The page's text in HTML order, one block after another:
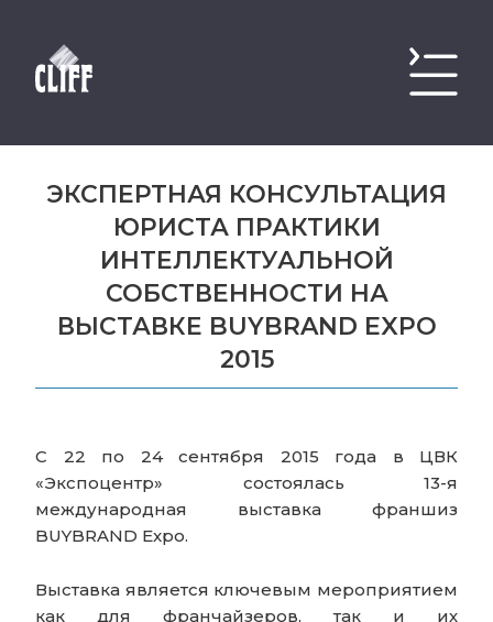
ЭКСПЕРТНАЯ КОНСУЛЬТАЦИЯ
ЮРИСТА ПРАКТИКИ
ИНТЕЛЛЕКТУАЛЬНОЙ
СОБСТВЕННОСТИ НА
ВЫСТАВКЕ BUYBRAND EXPO
2015
С 22 по 24 сентября 2015 года в ЦВК
«Экспоцентр» состоялась 13-я
международная выставка франшиз
BUYBRAND Expo.
Выставка является ключевым мероприятием
как для франчайзеров, так и их